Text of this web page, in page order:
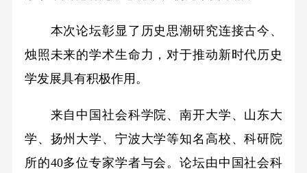
本次论坛彰显了历史思潮研究连接古今、
烛照未来的学术生命力，对于推动新时代历史
学发展具有积极作用。
来自中国社会科学院、南开大学、山东大
学、扬州大学、宁波大学等知名高校、科研院
所的40多位专家学者与会。论坛由中国社会科